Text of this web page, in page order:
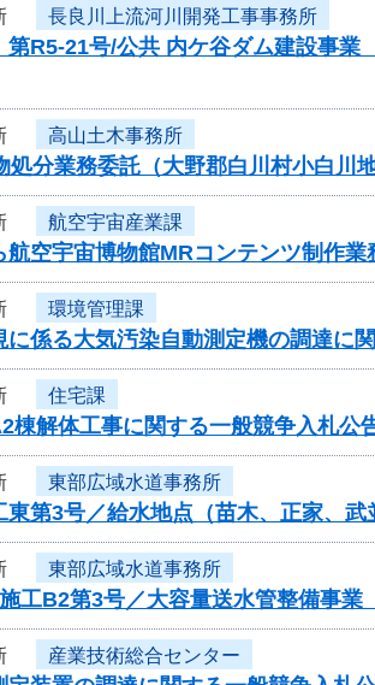
長良川上流河川開発工事事務所
第R5-21号/公共 内ケ谷ダム建設事
高山土木事務所
分業務委託（大野郡白川村小白川地
航空宇宙産業課
航空宇宙博物館MRコンテンツ制作
環境管理課
に係る大気汚染自動測定機の調達に
住宅課
棟解体工事に関する一般競争入札公
東部広域水道事務所
東第3号／給水地点（苗木、正家、
東部広域水道事務所
施工B2第3号／大容量送水管整備事
産業技術総合センター